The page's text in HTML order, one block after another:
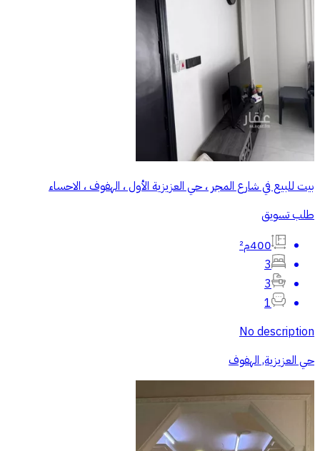
بيت للبيع في شارع المجر ، حي العزيزية الأول ، الهفوف‎ ، الاحساء
طلب تسويق
400م²
3
3
1
No description
حي العزيزية, الهفوف